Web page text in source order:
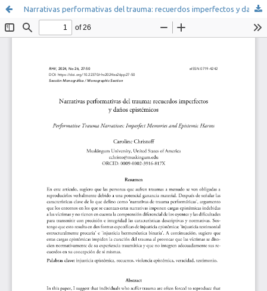
Narrativas performativas del trauma: recuerdos imperfectos y daños epistémicos